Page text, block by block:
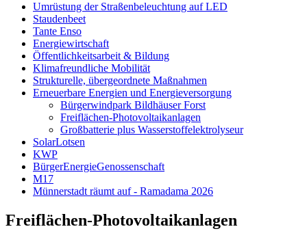
Umrüstung der Straßenbeleuchtung auf LED
Staudenbeet
Tante Enso
Energiewirtschaft
Öffentlichkeitsarbeit & Bildung
Klimafreundliche Mobilität
Strukturelle, übergeordnete Maßnahmen
Erneuerbare Energien und Energieversorgung
Bürgerwindpark Bildhäuser Forst
Freiflächen-Photovoltaikanlagen
Großbatterie plus Wasserstoffelektrolyseur
SolarLotsen
KWP
BürgerEnergieGenossenschaft
M17
Münnerstadt räumt auf - Ramadama 2026
Freiflächen-Photovoltaikanlagen